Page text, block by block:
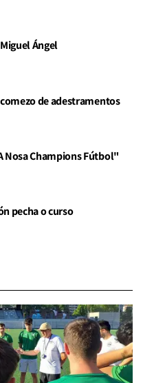
Ángel
de adestramentos
Nosa Champions Fútbol"
pecha o curso